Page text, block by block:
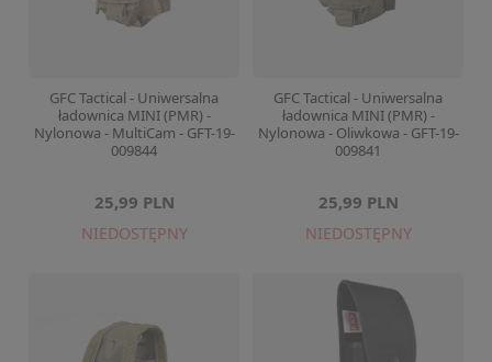
GFC Tactical - Uniwersalna
ładownica MINI (PMR) -
Nylonowa - MultiCam - GFT-19-
009844
25,99 PLN
NIEDOSTĘPNY
GFC Tactical - Uniwersalna
ładownica MINI (PMR) -
Nylonowa - Oliwkowa - GFT-19-
009841
25,99 PLN
NIEDOSTĘPNY